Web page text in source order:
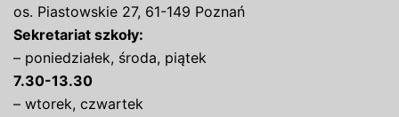
os. Piastowskie 27, 61-149 Poznań
Sekretariat szkoły:
– poniedziałek, środa, piątek
7.30-13.30
– wtorek, czwartek